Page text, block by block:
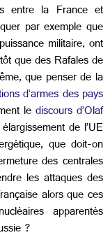
entre la France et
par exemple que
militaire, ont
que des Rafales de
que penser de la
d’armes des pays
lediscours d’Olaf
de l’UE
que doit-on
des centrales
les attaques des
alors que ces
apparentés
?